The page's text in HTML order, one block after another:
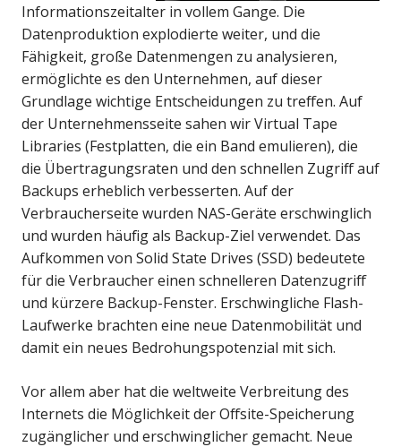
Informationszeitalter in vollem Gange. Die
Datenproduktion explodierte weiter, und die
Fähigkeit, große Datenmengen zu analysieren,
ermöglichte es den Unternehmen, auf dieser
Grundlage wichtige Entscheidungen zu treffen. Auf
der Unternehmensseite sahen wir Virtual Tape
Libraries (Festplatten, die ein Band emulieren), die
die Übertragungsraten und den schnellen Zugriff auf
Backups erheblich verbesserten. Auf der
Verbraucherseite wurden NAS-Geräte erschwinglich
und wurden häufig als Backup-Ziel verwendet. Das
Aufkommen von Solid State Drives (SSD) bedeutete
für die Verbraucher einen schnelleren Datenzugriff
und kürzere Backup-Fenster. Erschwingliche Flash-
Laufwerke brachten eine neue Datenmobilität und
damit ein neues Bedrohungspotenzial mit sich.
Vor allem aber hat die weltweite Verbreitung des
Internets die Möglichkeit der Offsite-Speicherung
zugänglicher und erschwinglicher gemacht. Neue